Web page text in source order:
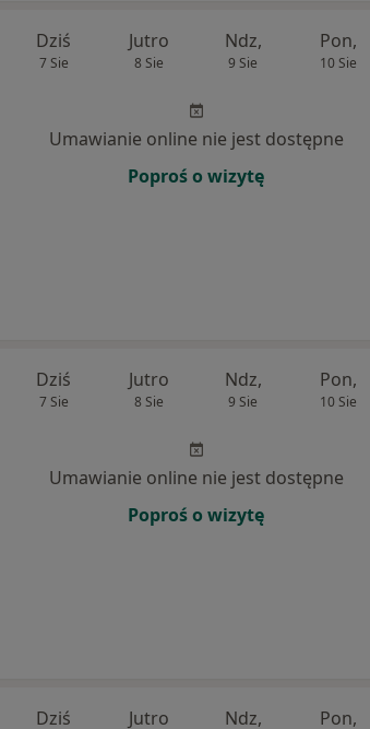
Dziś
7 Sie
Jutro
8 Sie
Ndz,
9 Sie
Pon,
10 Sie
Umawianie online nie jest dostępne
Poproś o wizytę
Dziś
7 Sie
Jutro
8 Sie
Ndz,
9 Sie
Pon,
10 Sie
Umawianie online nie jest dostępne
Poproś o wizytę
Dziś Jutro Ndz, Pon,